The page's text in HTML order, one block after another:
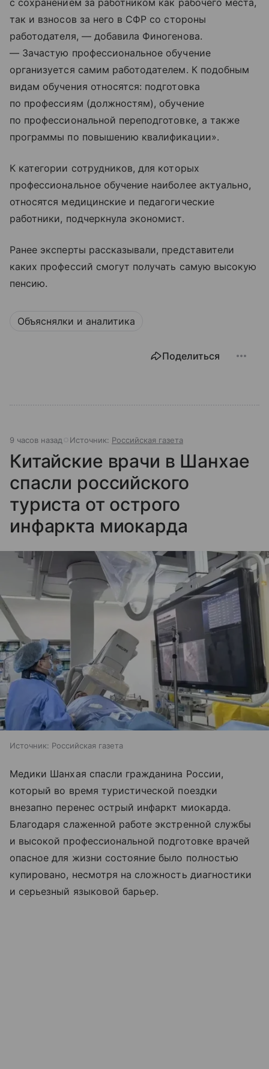
так и взносов за него в СФР со стороны
работодателя, — добавила Финогенова.
— Зачастую профессиональное обучение
организуется самим работодателем. К подобным
видам обучения относятся: подготовка
по профессиям (должностям), обучение
по профессиональной переподготовке, а также
программы по повышению квалификации».
К категории сотрудников, для которых
профессиональное обучение наиболее актуально,
относятся медицинские и педагогические
работники, подчеркнула экономист.
Ранее эксперты рассказывали, представители
каких профессий смогут получать самую высокую
пенсию.
Объяснялки и аналитика
Поделиться
9 часов назад Источник: Российская газета
Китайские врачи в Шанхае
спасли российского
туриста от острого
инфаркта миокарда
Источник: Российская газета
Медики Шанхая спасли гражданина России,
который во время туристической поездки
внезапно перенес острый инфаркт миокарда.
Благодаря слаженной работе экстренной службы
и высокой профессиональной подготовке врачей
опасное для жизни состояние было полностью
купировано, несмотря на сложность диагностики
и серьезный языковой барьер.